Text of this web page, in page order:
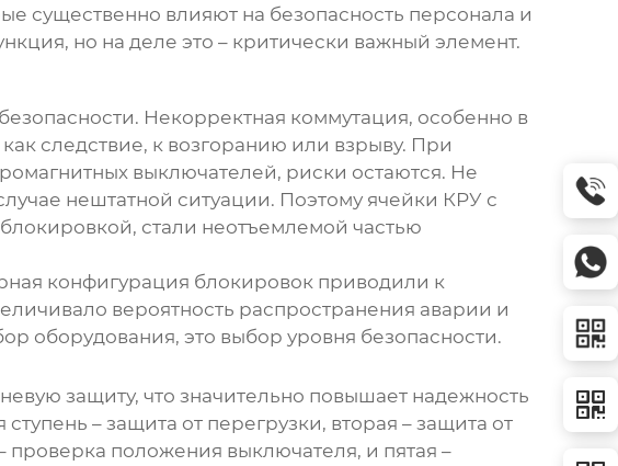
существенно влияют на безопасность персонала и
но на деле это – критически важный элемент.
Некорректная коммутация, особенно в
следствие, к возгоранию или взрыву. При
выключателей, риски остаются. Не
нештатной ситуации. Поэтому ячейки КРУ с
, стали неотъемлемой частью
конфигурация блокировок приводили к
вероятность распространения аварии и
оборудования, это выбор уровня безопасности.
защиту, что значительно повышает надежность
– защита от перегрузки, вторая – защита от
проверка положения выключателя, и пятая –